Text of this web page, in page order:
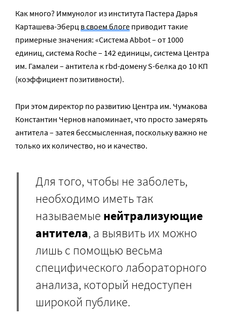
Как много? Иммунолог из института Пастера Дарья
Карташева-Эберц в своем блоге приводит такие
примерные значения: «Система Abbot – от 1000
единиц, система Roche – 142 единицы, система Центра
им. Гамалеи – антитела к rbd-домену S-белка до 10 КП
(коэффициент позитивности).
При этом директор по развитию Центра им. Чумакова
Константин Чернов напоминает, что просто замерять
антитела – затея бессмысленная, поскольку важно не
только их количество, но и качество.
Для того, чтобы не заболеть,
необходимо иметь так
называемые нейтрализующие
антитела, а выявить их можно
лишь с помощью весьма
специфического лабораторного
анализа, который недоступен
широкой публике.